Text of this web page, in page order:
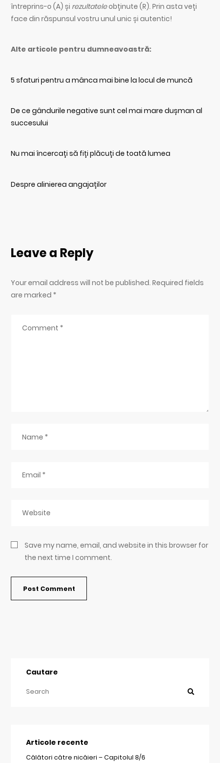
întreprins-o (A) și rezultateleobținute (R). Prin asta veți
face din răspunsul vostru unul unic și autentic!
Alte articole pentru dumneavoastră:
5 sfaturi pentru a mânca mai bine la locul de muncă
De ce gândurile negative sunt cel mai mare dușman al
succesului
Nu mai încercați să fiți plăcuți de toată lumea
Despre alinierea angajaților
Leave a Reply
Your email address will not be published. Required fields
are marked *
Save my name, email, and website in this browser for
the next time I comment.
Cautare
Articole recente
Călători către nicăieri – Capitolul 8/6